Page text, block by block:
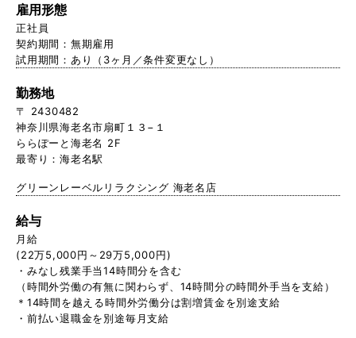
雇用形態
正社員
契約期間：無期雇用
試用期間：あり（3ヶ月／条件変更なし）
勤務地
〒 2430482
神奈川県海老名市扇町１３−１
ららぽーと海老名 2F
最寄り：海老名駅
グリーンレーベルリラクシング 海老名店
給与
月給
(22万5,000円～29万5,000円)
・みなし残業手当14時間分を含む
（時間外労働の有無に関わらず、14時間分の時間外手当を支給）
＊14時間を越える時間外労働分は割増賃金を別途支給
・前払い退職金を別途毎月支給